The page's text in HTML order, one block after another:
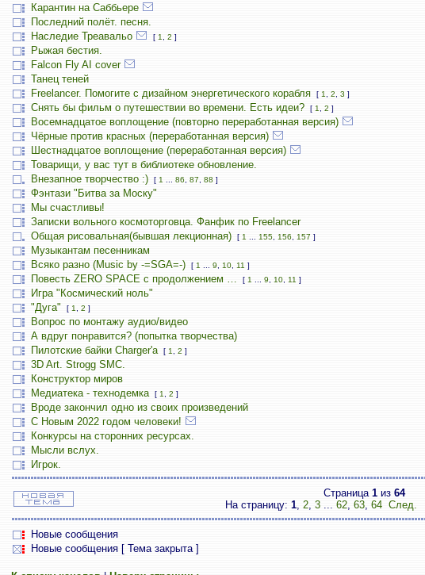
Карантин на Саббьере
Последний полёт. песня.
Наследие Треавальо [ 1 2 ]
Рыжая бестия.
Falcon Fly AI cover
Танец теней
Freelancer. Помогите с дизайном энергетического корабля [ 1 2 3 ]
Снять бы фильм о путешествии во времени. Есть идеи? [ 1 2 ]
Восемнадцатое воплощение (повторно переработанная версия)
Чёрные против красных (переработанная версия)
Шестнадцатое воплощение (переработанная версия)
Товарищи, у вас тут в библиотеке обновление.
Внезапное творчество :) [ 1 86 87 88 ]
Фэнтази "Битва за Моску"
Мы счастливы!
Записки вольного космоторговца. Фанфик по Freelancer
Общая рисовальная(бывшая лекционная) [ 1 155, 156 157 ]
Музыкантам песенникам
Всяко разно (Music by -=SGA=-) [ 1 9, 10, 11 ]
Повесть ZERO SPACE с продолжением … [ 1 9, 10, 11 ]
Игра "Космический ноль"
"Дуга" [ 1 2 ]
Вопрос по монтажу аудио/видео
А вдруг понравится? (попытка творчества)
Пилотские байки Charger'а [ 1 2 ]
3D Art. Strogg SMC.
Конструктор миров
Медиатека - технодемка [ 1 2 ]
Вроде закончил одно из своих произведений
С Новым 2022 годом человеки!
Конкурсы на сторонних ресурсах.
Мысли вслух.
Игрок.
Страница 1из 64
На страницу: 1, 2, 3 ... 62, 63, 64 След.
Новые сообщения
Новые сообщения [ Тема закрыта ]